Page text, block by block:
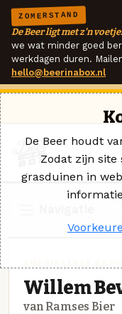
ZOMERSTAND
De Beer ligt met z'n
we wat minder goed
werkdagen duren.
hello@beerinabox.nl
Willem
van Ramses Bier
De Beer houdt
Zodat zijn
grasduinen in